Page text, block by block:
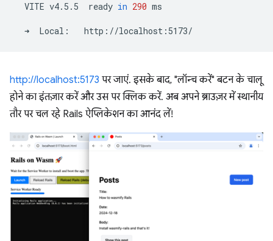
VITE v4.5.5 ready in 290 ms
➜ Local:
http://localhost:5173 पर जाएं. इसके बाद, "लॉन्च करें" बटन के चालू
होने का इंतज़ार करें और उस पर क्लिक करें. अब अपने ब्राउज़र में स्थानीय
तौर पर चल रहे Rails ऐप्लिकेशन का आनंद लें!